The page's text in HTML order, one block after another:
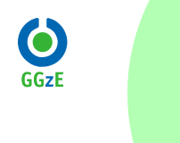
Overslaan
naar